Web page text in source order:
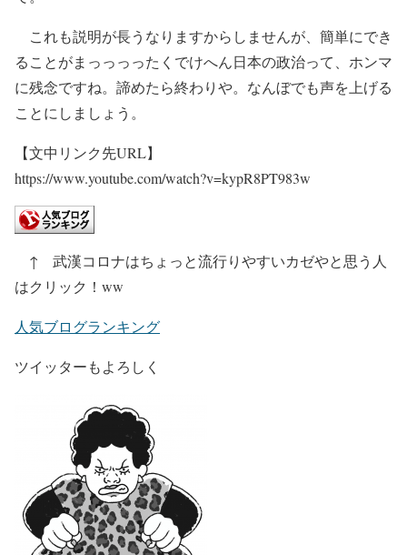
これも説明が長うなりますからしませんが、簡単にでき
ることがまっっっったくでけへん日本の政治って、ホンマ
に残念ですね。諦めたら終わりや。なんぼでも声を上げる
ことにしましょう。
【文中リンク先URL】
https://www.youtube.com/watch?v=kypR8PT983w
↑ 武漢コロナはちょっと流行りやすいカゼやと思う人
はクリック！ww
人気ブログランキング
ツイッターもよろしく